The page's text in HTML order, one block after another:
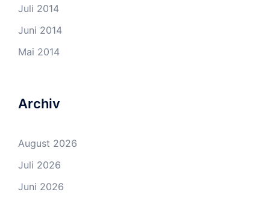
Juli 2014
Juni 2014
Mai 2014
Archiv
August 2026
Juli 2026
Juni 2026